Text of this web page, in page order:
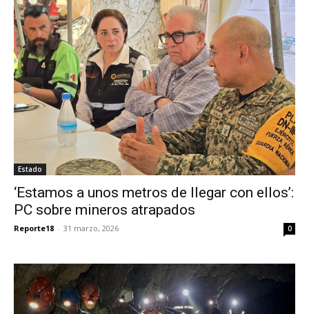
Estado
‘Estamos a unos metros de llegar con ellos’:
PC sobre mineros atrapados
Reporte18 - 31 marzo, 2026 0